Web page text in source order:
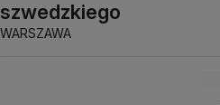
szwedzkiego
WARSZAWA